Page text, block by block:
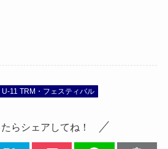
U-11 TRM・フェスティバル
らシェアしてね！